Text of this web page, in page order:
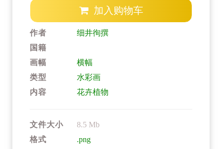
加入购物车
作者
细井徇撰
国籍
画幅
横幅
类型
水彩画
内容
花卉植物
文件大小
8.5 Mb
格式
.png